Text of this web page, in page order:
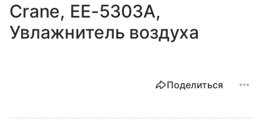
Crane, EE-5303A,
Увлажнитель воздуха
Поделиться